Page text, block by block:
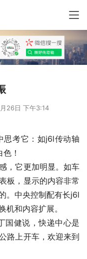
26日 下午3:14
思考它：如j6l传动轴
！
，它更加明显。如车
板，显示的内容非常
。中央控制配有长j6l
机和内容扩展。
国健说，快递中心是
路上开车，欢迎来到